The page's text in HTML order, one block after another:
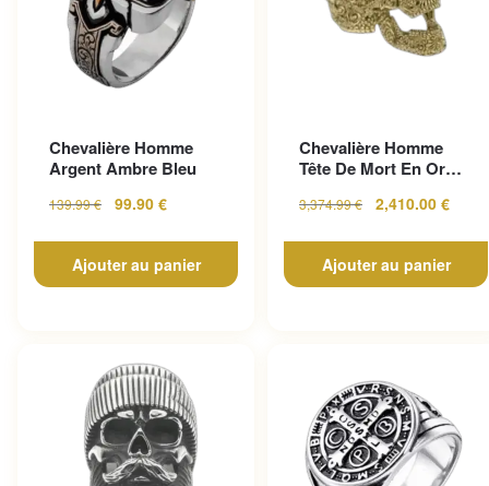
Chevalière Homme
Argent Ambre Bleu
139.99€ 99.90 €
Ajouter au panier
Chevalière Homme
Tête De Mort En Or
Gothique...
3,374.99€ 2,410.00 €
Ajouter au panier